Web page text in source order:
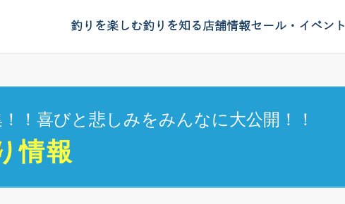
釣りを楽しむ釣りを知る店舗情報セール・イベント
！喜びと悲しみをみんなに大公開！！
情報